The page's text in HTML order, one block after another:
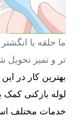
ما حلقه یا
تر و تمیز تحویل
بهترین کار در
لوله بازکنی کمک
خدمات مختلف